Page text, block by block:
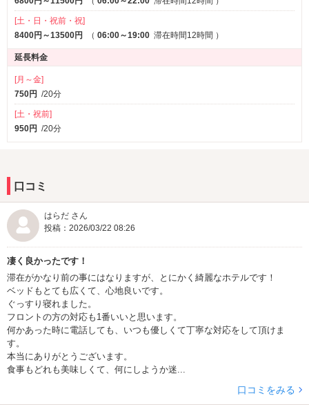
★『ナノ水』導入 ★
保湿性や浸透性、保温作用に優れるとされる『ナノ水』を全館に導
入いたしました。
水・湯・シャワーなどで体感できますので、この機会に是非お楽し
みください。
[土・日・祝前・祝]
8400円～13500円
（ 06:00～19:00 滞在時間12時間 ）
延長料金
[月～金]
750円 /20分
[土・祝前]
950円 /20分
口コミ
はらだ さん
投稿：2026/03/22 08:26
凄く良かったです！
滞在がかなり前の事にはなりますが、とにかく綺麗なホテルです！
ベッドもとても広くて、心地良いです。
ぐっすり寝れました。
フロントの方の対応も1番いいと思います。
何かあった時に電話しても、いつも優しくて丁寧な対応をして頂けま
す。
本当にありがとうございます。
食事もどれも美味しくて、何にしようか迷...
口コミをみる